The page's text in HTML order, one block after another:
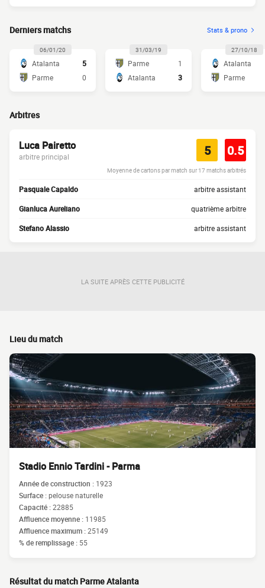
Derniers matchs Stats & prono
06/01/20
Atalanta
5
Parme
0
31/03/19
Parme
1
Atalanta
3
27/10/18
Atalanta
Parme
Arbitres
Luca Pairetto
arbitre principal 5 0.5
Moyenne de cartons par match sur 17 matchs arbitrés
Pasquale Capaldo arbitre assistant
Gianluca Aureliano quatrième arbitre
Stefano Alassio arbitre assistant
LA SUITE APRÈS CETTE PUBLICITÉ
Lieu du match
Stadio Ennio Tardini - Parma
Année de construction : 1923
Surface :pelouse naturelle
Capacité :22885
Affluence moyenne : 11985
Affluence maximum :25149
% de remplissage : 55
Résultat du match Parme Atalanta